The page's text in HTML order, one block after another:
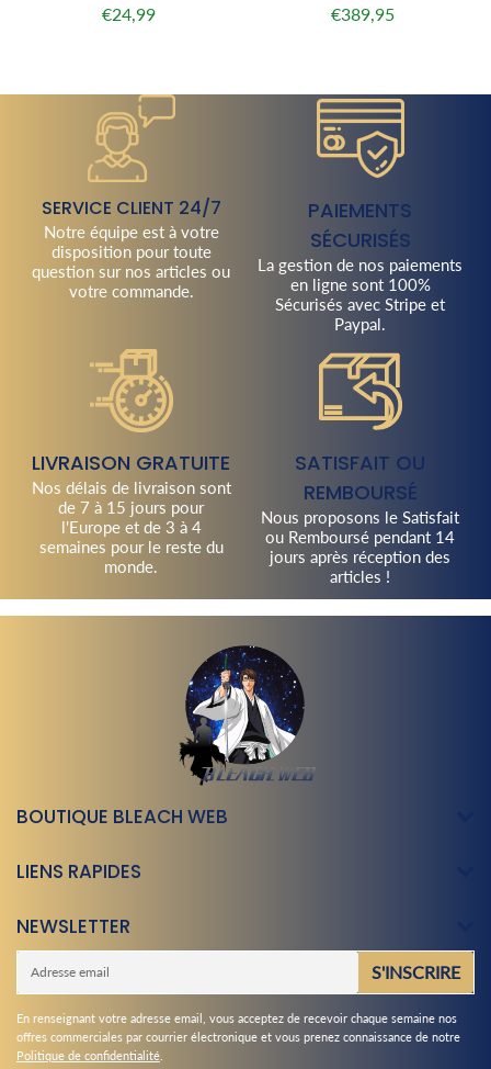
Prix
€24,99€24,99
Prix
€389,95
SERVICE CLIENT 24/7
Notre équipe est à votre
disposition pour toute
question sur nos articles ou
votre commande.
PAIEMENTS
SÉCURISÉS
La gestion de nos paiements
en ligne sont 100%
Sécurisés avec Stripe et
Paypal.
LIVRAISON GRATUITE
Nos délais de livraison sont
de 7 à 15 jours pour
l'Europe et de 3 à 4
semaines pour le reste du
monde.
SATISFAIT OU
REMBOURSÉ
Nous proposons le Satisfait
ou Remboursé pendant 14
jours après réception des
articles !
BOUTIQUE BLEACH WEB
LIENS RAPIDES
NEWSLETTER
S'INSCRIRE
En renseignant votre adresse email, vous acceptez de recevoir chaque semaine nos
offres commerciales par courrier électronique et vous prenez connaissance de notre
Politique de confidentialité